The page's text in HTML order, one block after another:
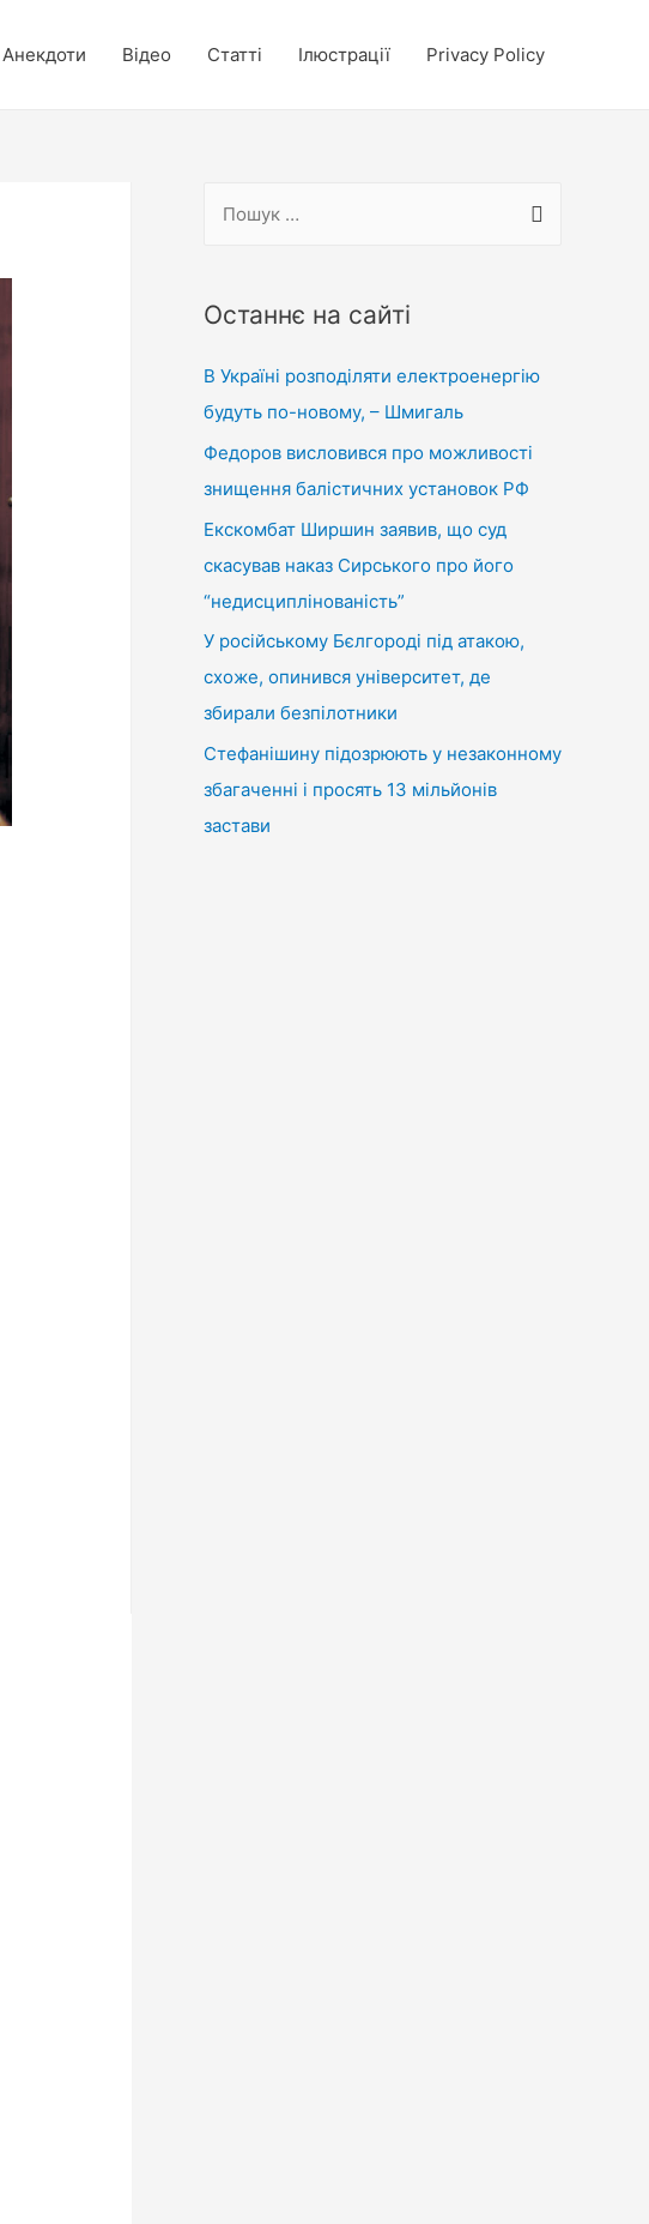
Анекдоти Відео Статті Ілюстрації Privacy Policy
у
:
Останнє на сайті
В Україні розподіляти електроенергію
будуть по-новому, – Шмигаль
Федоров висловився про можливості
знищення балістичних установок РФ
Екскомбат Ширшин заявив, що суд
скасував наказ Сирського про його
“недисциплінованість”
У російському Бєлгороді під атакою,
схоже, опинився університет, де
збирали безпілотники
Стефанішину підозрюють у незаконному
збагаченні і просять 13 мільйонів
застави